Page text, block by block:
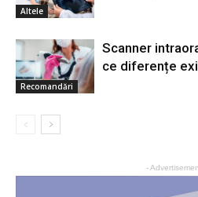
Altele
Recomandări
Scanner
ce diferențe
-